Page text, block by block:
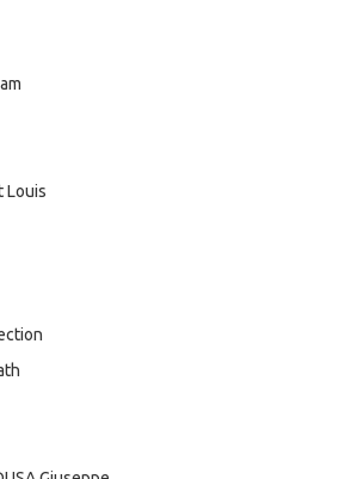
Louis